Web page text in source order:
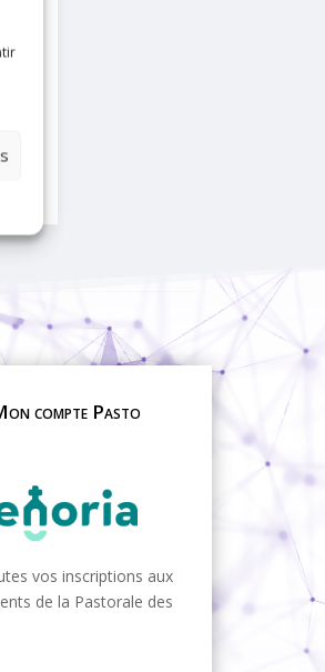
compte Pasto
vos inscriptions aux
de la Pastorale des